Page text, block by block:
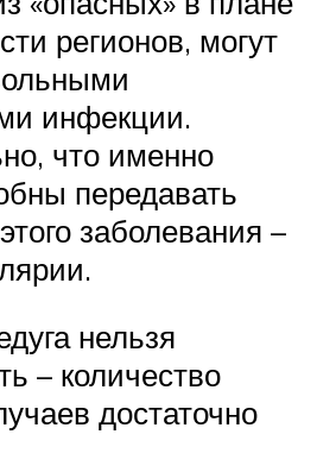
регионов, могут
инфекции.
что именно
передавать
заболевания –
нельзя
– количество
достаточно